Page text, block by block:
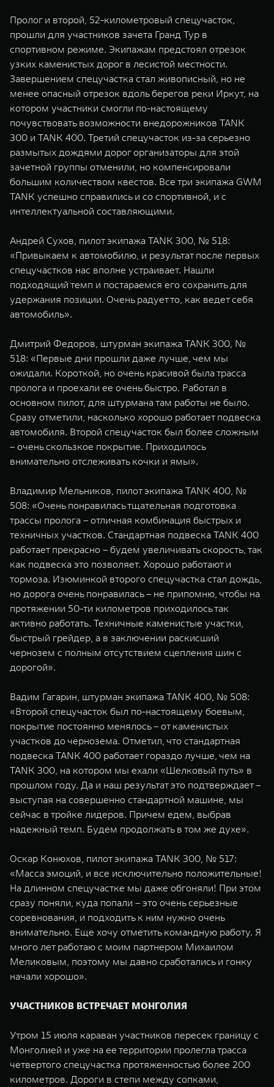
Пролог и второй, 52-километровый спецучасток,
прошли для участников зачета Гранд Тур в
спортивном режиме. Экипажам предстоял отрезок
узких каменистых дорог в лесистой местности.
Завершением спецучастка стал живописный, но не
менее опасный отрезок вдоль берегов реки Иркут, на
котором участники смогли по-настоящему
почувствовать возможности внедорожников TANK
300 и TANK 400. Третий спецучасток из-за серьезно
размытых дождями дорог организаторы для этой
зачетной группы отменили, но компенсировали
большим количеством квестов. Все три экипажа GWM
TANK успешно справились и со спортивной, и с
интеллектуальной составляющими.
Андрей Сухов, пилот экипажа TANK 300, № 518:
«Привыкаем к автомобилю, и результат после первых
спецучастков нас вполне устраивает. Нашли
подходящий темп и постараемся его сохранить для
удержания позиции. Очень радует то, как ведет себя
автомобиль».
Дмитрий Федоров, штурман экипажа TANK 300, №
518: «Первые дни прошли даже лучше, чем мы
ожидали. Короткой, но очень красивой была трасса
пролога и проехали ее очень быстро. Работал в
основном пилот, для штурмана там работы не было.
Сразу отметили, насколько хорошо работает подвеска
автомобиля. Второй спецучасток был более сложным
– очень скользкое покрытие. Приходилось
внимательно отслеживать кочки и ямы».
Владимир Мельников, пилот экипажа TANK 400, №
508: «Очень понравилась тщательная подготовка
трассы пролога – отличная комбинация быстрых и
техничных участков. Стандартная подвеска TANK 400
работает прекрасно – будем увеличивать скорость, так
как подвеска это позволяет. Хорошо работают и
тормоза. Изюминкой второго спецучастка стал дождь,
но дорога очень понравилась – не припомню, чтобы на
протяжении 50-ти километров приходилось так
активно работать. Техничные каменистые участки,
быстрый грейдер, а в заключении раскисший
чернозем с полным отсутствием сцепления шин с
дорогой».
Вадим Гагарин, штурман экипажа TANK 400, № 508:
«Второй спецучасток был по-настоящему боевым,
покрытие постоянно менялось – от каменистых
участков до чернозема. Отметил, что стандартная
подвеска TANK 400 работает гораздо лучше, чем на
TANK 300, на котором мы ехали «Шелковый путь» в
прошлом году. Да и наш результат это подтверждает –
выступая на совершенно стандартной машине, мы
сейчас в тройке лидеров. Причем eдем, выбрав
надежный темп. Будем продолжать в том же духе».
Оскар Конюхов, пилот экипажа TANK 300, № 517:
«Масса эмоций, и все исключительно положительные!
На длинном спецучастке мы даже обгоняли! При этом
сразу поняли, куда попали – это очень серьезные
соревнования, и подходить к ним нужно очень
внимательно. Еще хочу отметить командную работу. Я
много лет работаю с моим партнером Михаилом
Меликовым, поэтому мы давно сработались и гонку
начали хорошо».
УЧАСТНИКОВ ВСТРЕЧАЕТ МОНГОЛИЯ
Утром 15 июля караван участников пересек границу с
Монголией и уже на ее территории пролегла трасса
четвертого спецучастка протяженностью более 200
километров. Дороги в степи между сопками,